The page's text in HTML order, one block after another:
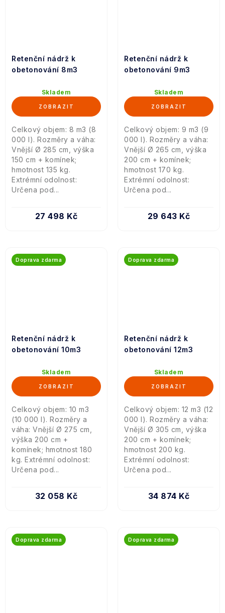
Retenční nádrž k
obetonování 8m3
Skladem
27 498 Kč
Celkový objem: 8 m3 (8
000 l). Rozměry a váha:
Vnější Ø 285 cm, výška
150 cm + komínek;
hmotnost 135 kg.
Extrémní odolnost:
Určena pod...
Retenční nádrž k
obetonování 9m3
Skladem
29 643 Kč
Celkový objem: 9 m3 (9
000 l). Rozměry a váha:
Vnější Ø 265 cm, výška
200 cm + komínek;
hmotnost 170 kg.
Extrémní odolnost:
Určena pod...
Retenční nádrž k
obetonování 10m3
Doprava zdarma
Skladem
32 058 Kč
Celkový objem: 10 m3
(10 000 l). Rozměry a
váha: Vnější Ø 275 cm,
výška 200 cm +
komínek; hmotnost 180
kg. Extrémní odolnost:
Určena pod...
Retenční nádrž k
obetonování 12m3
Doprava zdarma
Skladem
34 874 Kč
Celkový objem: 12 m3 (12
000 l). Rozměry a váha:
Vnější Ø 305 cm, výška
200 cm + komínek;
hmotnost 200 kg.
Extrémní odolnost:
Určena pod...
Doprava zdarma Doprava zdarma